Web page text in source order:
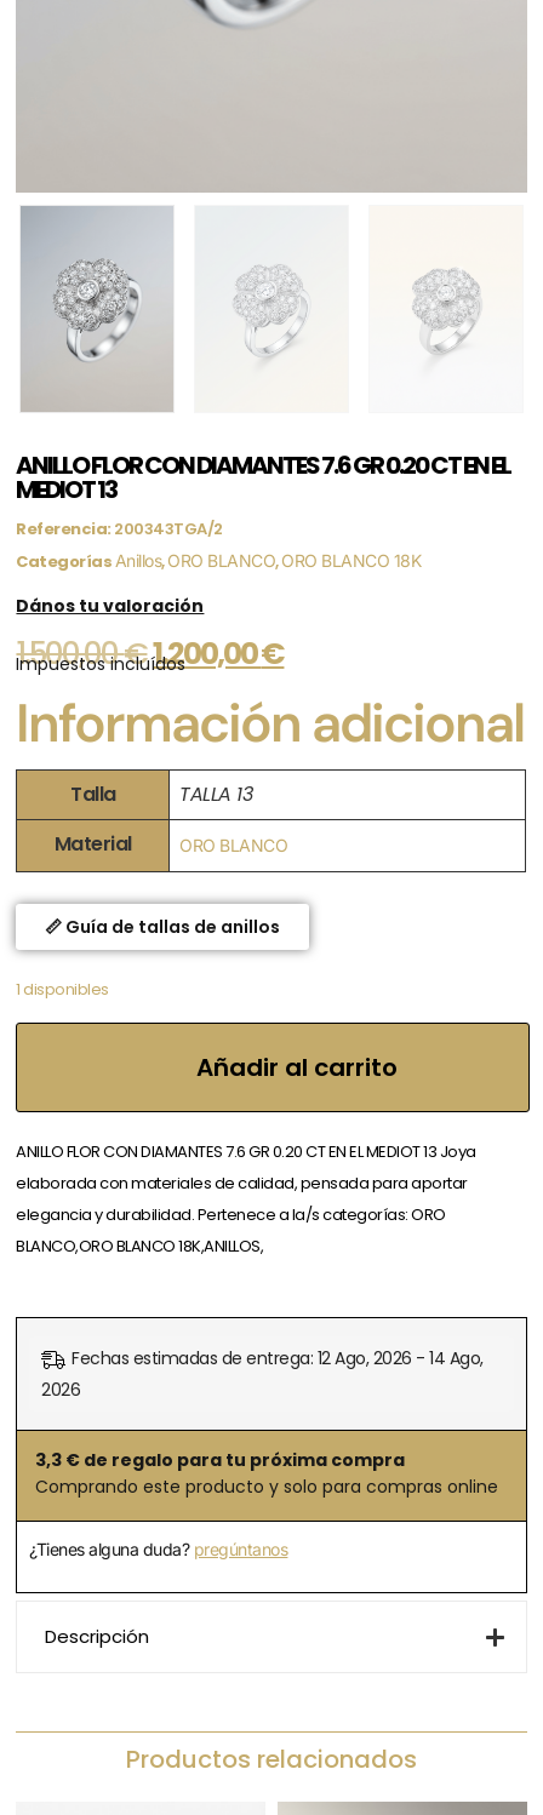
ANILLO FLOR CON DIAMANTES 7.6 GR 0.20 CT EN EL
MEDIOT 13
Referencia: 200343TGA/2
Categorías Anillos,ORO BLANCO,ORO BLANCO 18K
Dános tu valoración
1.500,00€1.200,00€
Impuestos incluídos
Información adicional
Talla
TALLA 13
Material
ORO BLANCO
📏 Guía de tallas de anillos
1 disponibles
Añadir al carrito
ANILLO FLOR CON DIAMANTES 7.6 GR 0.20 CT EN EL MEDIOT 13 Joya
elaborada con materiales de calidad, pensada para aportar
elegancia y durabilidad. Pertenece a la/s categorías: ORO
BLANCO,ORO BLANCO 18K,ANILLOS,
Fechas estimadas de entrega: 12 Ago, 2026 - 14 Ago,
2026
3,3 € de regalo para tu próxima compra
Comprando este producto y solo para compras online
¿Tienes alguna duda? pregúntanos
Descripción
Productos relacionados